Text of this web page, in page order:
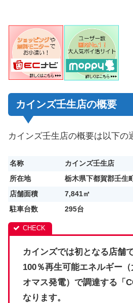
カインズ壬生店の概要
カインズ壬生店の概要は以下の
名称
カインズ壬生店
所在地
栃木県下都賀郡壬生
店舗面積
7,841㎡
駐車台数
295台
カインズでは初となる店舗
100％再生可能エネルギー
オマス発電）で調達する「
なります。